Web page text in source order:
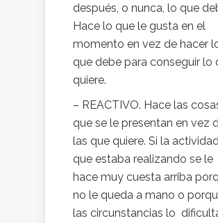
después, o nunca, lo que
Hace lo que le gusta en el
momento en vez de hacer
que debe para conseguir lo
quiere.
– REACTIVO. Hace las
que se le presentan en vez
las que quiere. Si la
que estaba realizando se le
hace muy cuesta arriba
no le queda a mano o
las circunstancias lo